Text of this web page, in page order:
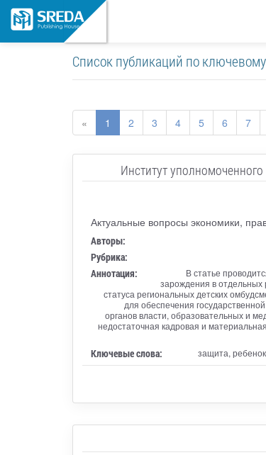
Список публикаций по
« 1 2 3 4 5 6 7
Институт
Актуальные вопросы экономики,
Авторы:
Рубрика:
Аннотация:
В статье
зарождения в отдельных
статуса региональных детских
для обеспечения
органов власти, образовательных и
недостаточная кадровая и
Ключевые слова: защита,